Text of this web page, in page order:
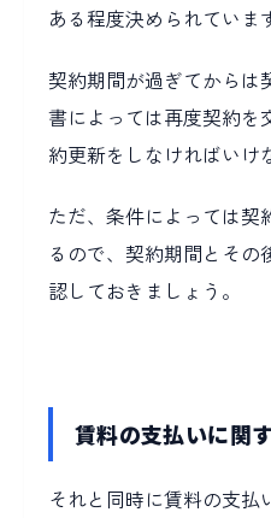
ある程度決められていま
契約期間が過ぎてからは
書によっては再度契約を
約更新をしなければいけ
ただ、条件によっては契
るので、契約期間とその
認しておきましょう。
賃料の支払いに関
それと同時に賃料の支払